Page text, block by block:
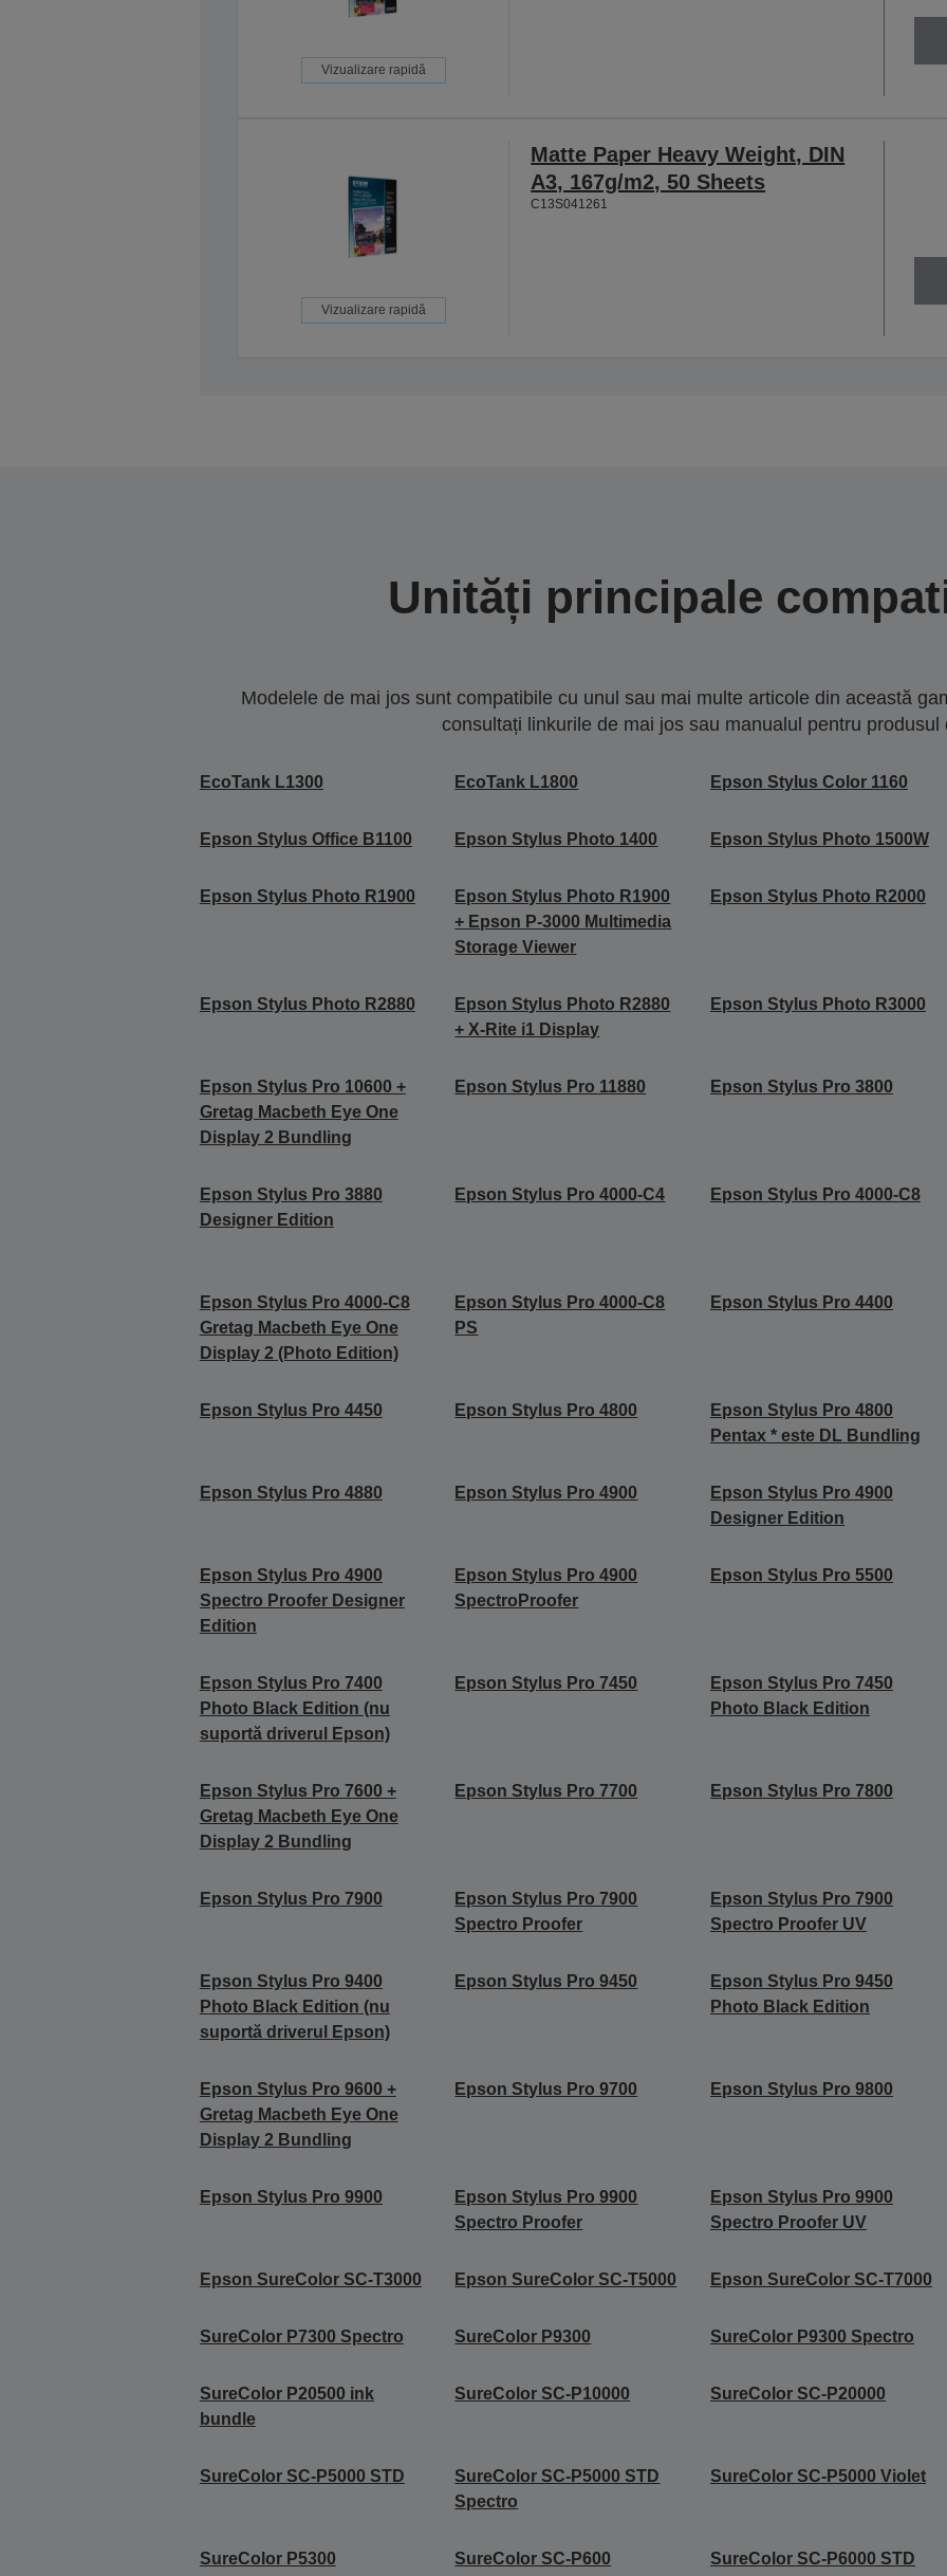
Vizualizare rapidă
Vizualizare rapidă
Matte Paper Heavy Weight, DIN
A3, 167g/m2, 50 Sheets
C13S041261
Unități principale
Modelele de mai jos sunt compatibile cu unul sau mai multe articole din această
consultați linkurile de mai jos sau manualul pentru produsul
EcoTank L1300 EcoTank L1800 Epson Stylus Color 1160
Epson Stylus Office B1100 Epson Stylus Photo 1400 Epson Stylus Photo 1500W
Epson Stylus Photo R1900
Epson Stylus Photo R1900
+ Epson P-3000 Multimedia
Storage Viewer
Epson Stylus Photo R2000
Epson Stylus Photo R2880
Epson Stylus Photo R2880
+ X-Rite i1 Display
Epson Stylus Photo R3000
Epson Stylus Pro 10600 +
Gretag Macbeth Eye One
Display 2 Bundling
Epson Stylus Pro 11880 Epson Stylus Pro 3800
Epson Stylus Pro 3880
Designer Edition
Epson Stylus Pro 4000-C4 Epson Stylus Pro 4000-C8
Epson Stylus Pro 4000-C8
Gretag Macbeth Eye One
Display 2 (Photo Edition)
Epson Stylus Pro 4000-C8
PS
Epson Stylus Pro 4400
Epson Stylus Pro 4450 Epson Stylus Pro 4800
Epson Stylus Pro 4800
Pentax * este DL Bundling
Epson Stylus Pro 4880 Epson Stylus Pro 4900
Epson Stylus Pro 4900
Designer Edition
Epson Stylus Pro 4900
Spectro Proofer Designer
Edition
Epson Stylus Pro 4900
SpectroProofer
Epson Stylus Pro 5500
Epson Stylus Pro 7400
Photo Black Edition (nu
suportă driverul Epson)
Epson Stylus Pro 7450
Epson Stylus Pro 7450
Photo Black Edition
Epson Stylus Pro 7600 +
Gretag Macbeth Eye One
Display 2 Bundling
Epson Stylus Pro 7700 Epson Stylus Pro 7800
Epson Stylus Pro 7900
Epson Stylus Pro 7900
Spectro Proofer
Epson Stylus Pro 7900
Spectro Proofer UV
Epson Stylus Pro 9400
Photo Black Edition (nu
suportă driverul Epson)
Epson Stylus Pro 9450
Epson Stylus Pro 9450
Photo Black Edition
Epson Stylus Pro 9600 +
Gretag Macbeth Eye One
Display 2 Bundling
Epson Stylus Pro 9700 Epson Stylus Pro 9800
Epson Stylus Pro 9900
Epson Stylus Pro 9900
Spectro Proofer
Epson Stylus Pro 9900
Spectro Proofer UV
Epson SureColor SC-T3000 Epson SureColor SC-T5000 Epson SureColor SC-T7000
SureColor P7300 Spectro SureColor P9300 SureColor P9300 Spectro
SureColor P20500 ink
bundle
SureColor SC-P10000 SureColor SC-P20000
SureColor SC-P5000 STD
SureColor SC-P5000 STD
Spectro
SureColor SC-P5000 Violet
SureColor P5300 SureColor SC-P600 SureColor SC-P6000 STD